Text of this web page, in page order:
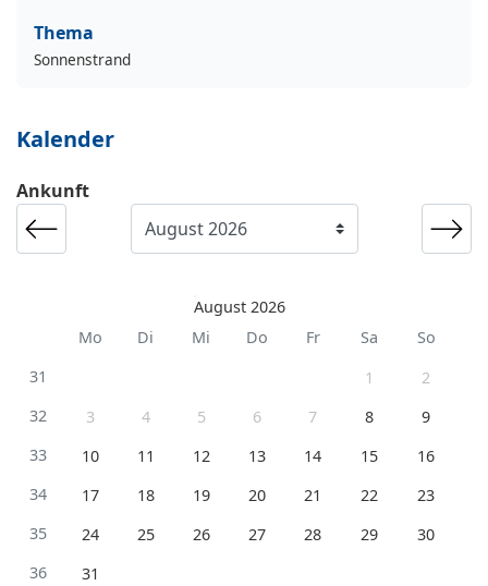
Thema
Sonnenstrand
Kalender
Ankunft
August 2026
Mo
Di Mi Do Fr Sa
So
31
1
2
32
3 4 5 6 7 8
9
33
10 11 12 13 14 15
16
34
17 18 19 20 21 22
23
35
24 25 26 27 28 29
30
36
31